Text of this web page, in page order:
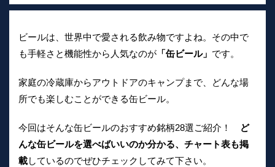
ビールは、世界中で愛される飲み物ですよね。その中で
も手軽さと機能性から人気なのが 「缶ビール」 です。
家庭の冷蔵庫からアウトドアのキャンプまで、どんな場
所でも楽しむことができる缶ビール。
今回はそんな缶ビールのおすすめ銘柄28選ご紹介！
ど
んな缶ビールを選べばいいのか分かる、チャート表も掲
載しているのでぜひチェックしてみて下さい。